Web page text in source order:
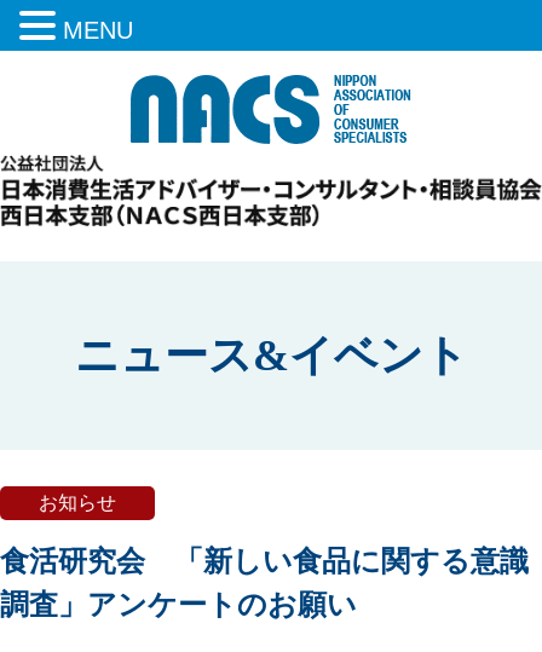
ニュース&イベント
お知らせ
食活研究会 「新しい食品に関する意識
調査」アンケートのお願い
MENU